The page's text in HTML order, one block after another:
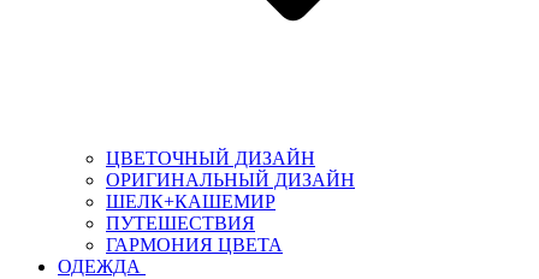
ЦВЕТОЧНЫЙ ДИЗАЙН
ОРИГИНАЛЬНЫЙ ДИЗАЙН
ШЕЛК+КАШЕМИР
ПУТЕШЕСТВИЯ
ГАРМОНИЯ ЦВЕТА
ОДЕЖДА